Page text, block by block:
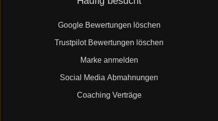
Google Bewertungen löschen
Trustpilot Bewertungen löschen
Marke anmelden
Social Media Abmahnungen
Coaching Verträge